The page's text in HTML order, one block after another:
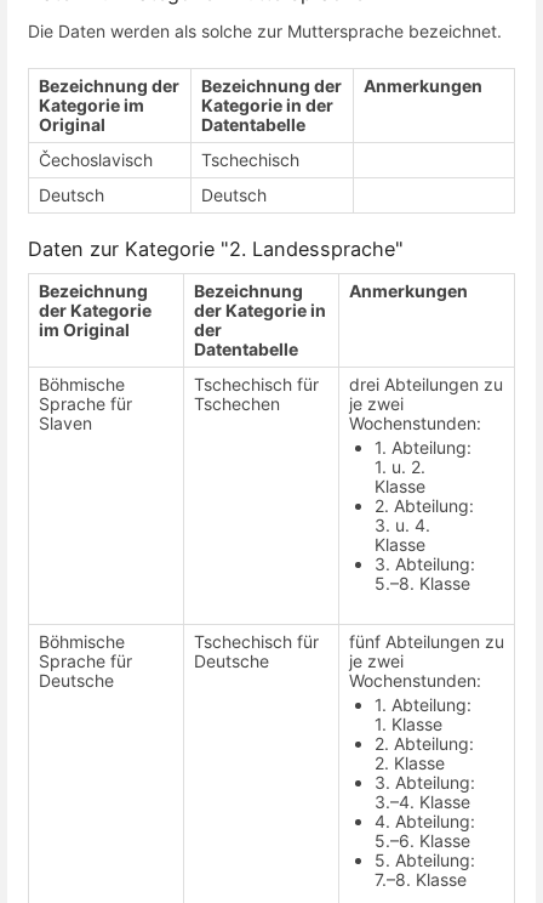
Die Daten werden als solche zur Muttersprache bezeichnet.
Bezeichnung der
Kategorie im
Original
Bezeichnung der
Kategorie in der
Datentabelle
Anmerkungen
Čechoslavisch
Tschechisch
Deutsch
Deutsch
Daten zur Kategorie "2. Landessprache"
Bezeichnung
der Kategorie
im Original
Bezeichnung
der Kategorie in
der
Datentabelle
Anmerkungen
Böhmische
Sprache für
Slaven
Tschechisch für
Tschechen
drei Abteilungen zu
je zwei
Wochenstunden:
1. Abteilung:
1. u. 2.
Klasse
2. Abteilung:
3. u. 4.
Klasse
3. Abteilung:
5.–8. Klasse
Böhmische
Sprache für
Deutsche
Tschechisch für
Deutsche
fünf Abteilungen zu
je zwei
Wochenstunden:
1. Abteilung:
1. Klasse
2. Abteilung:
2. Klasse
3. Abteilung:
3.–4. Klasse
4. Abteilung:
5.–6. Klasse
5. Abteilung:
7.–8. Klasse